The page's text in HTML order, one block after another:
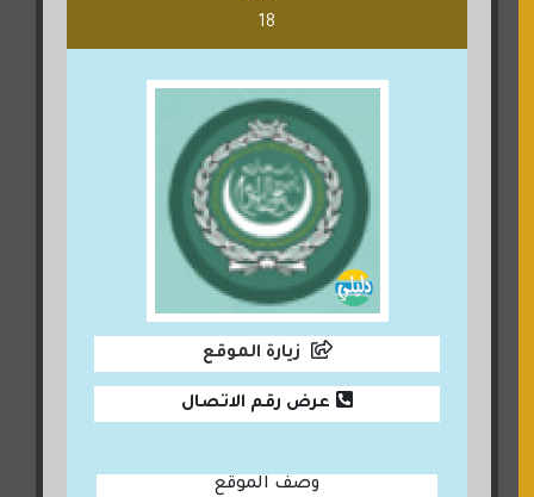
18
زيارة الموقع
عرض رقم الاتصال
وصف الموقع